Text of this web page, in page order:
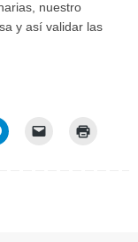
nuestro
y así validar las